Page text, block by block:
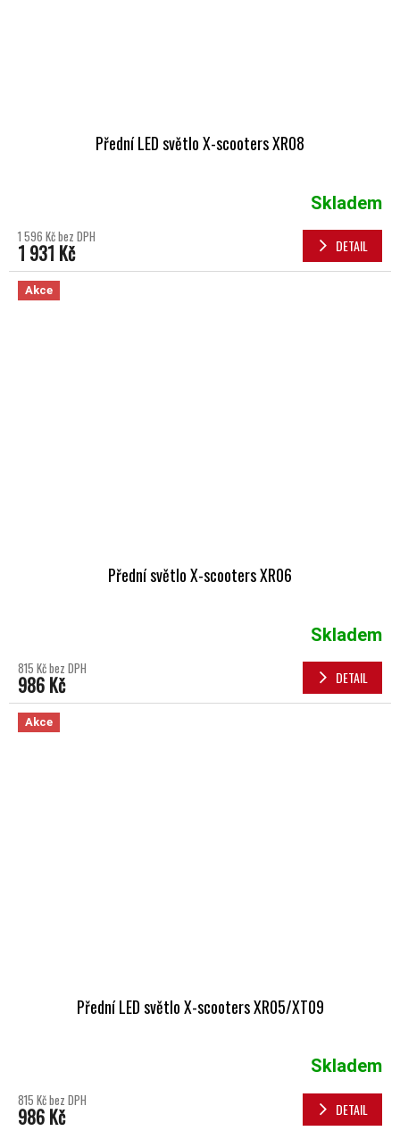
Přední LED světlo X-scooters XR08
Skladem
1 596 Kč bez DPH
1 931 Kč DETAIL
Akce
Přední světlo X-scooters XR06
Skladem
815 Kč bez DPH
986 Kč DETAIL
Akce
Přední LED světlo X-scooters XR05/XT09
Skladem
815 Kč bez DPH
986 Kč DETAIL